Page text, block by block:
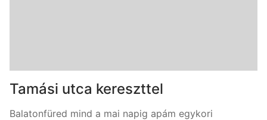
Tamási utca kereszttel
Balatonfüred mind a mai napig apám egykori